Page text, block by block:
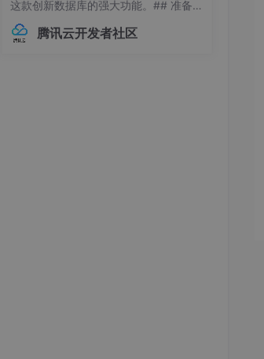
这款创新数据库的强大功能。## 准备工
作：环境要求与依赖项在开始搭建Neon
环境前，请确保你的系统满足以下要
腾讯云开发者社区